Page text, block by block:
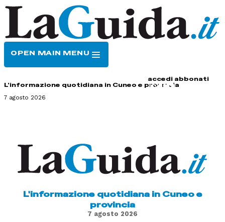
OPEN MAIN MENU
accedi abbonati
L'informazione quotidiana in Cuneo e provincia
7 agosto 2026
L'informazione quotidiana in Cuneo e
provincia
7 agosto 2026